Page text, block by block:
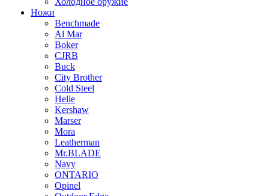
Ножи
Benchmade
Al Mar
Boker
CJRB
Buck
City Brother
Cold Steel
Helle
Kershaw
Marser
Mora
Leatherman
Mr.BLADE
Navy
ONTARIO
Opinel